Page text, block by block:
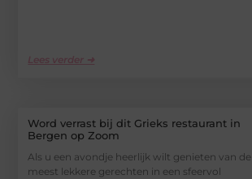
Lees verder ➜
Word verrast bij dit Grieks restaurant in
Bergen op Zoom
Als u een avondje heerlijk wilt genieten van de
meest lekkere gerechten in een sfeervol